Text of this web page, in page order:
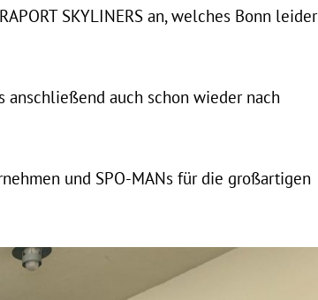
SKYLINERS an, welches Bonn leider
anschließend auch schon wieder nach
und SPO-MANs für die großartigen